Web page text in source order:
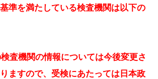
準を満たしている検査機関は以下の
査機関の情報については今後変更さ
ますので、受検にあたっては日本政